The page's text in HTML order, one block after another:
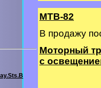
МТВ-82
В продажу
Моторный
с